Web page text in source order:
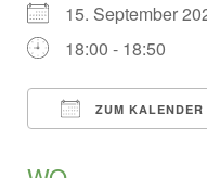
15. September
18:00 - 18:50
ZUM